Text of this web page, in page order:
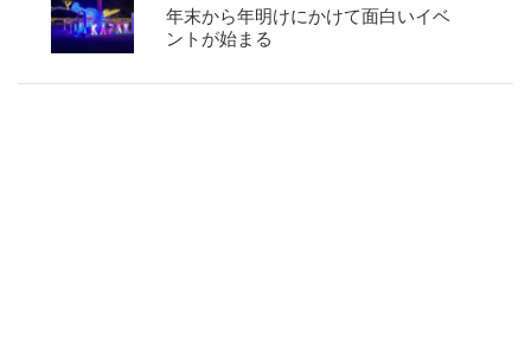
年末から年明けにかけて面白いイベ
ントが始まる